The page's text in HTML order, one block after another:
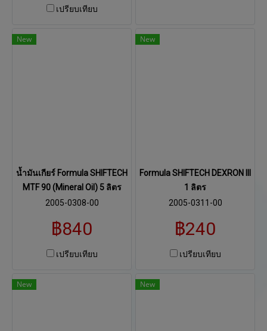
เปรียบเทียบ
New
น้ำมันเกียร์ Formula SHIFTECH
MTF 90 (Mineral Oil) 5 ลิตร
2005-0308-00
฿840
เปรียบเทียบ
New
Formula SHIFTECH DEXRON III
1 ลิตร
2005-0311-00
฿240
เปรียบเทียบ
New New